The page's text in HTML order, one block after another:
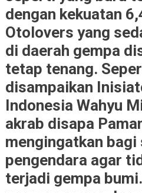
dengan kekuatan
Otolovers yang
di daerah gempa
tetap tenang.
disampaikan
Indonesia Wahyu
akrab disapa
mengingatkan bagi
pengendara agar
terjadi gempa